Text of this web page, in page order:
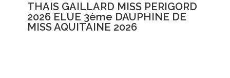
THAIS GAILLARD MISS PERIGORD
2026 ELUE 3ème DAUPHINE DE
MISS AQUITAINE 2026